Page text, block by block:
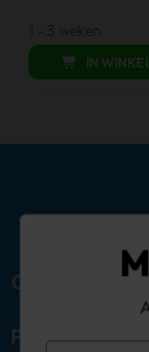
IN
Over ons
Populaire